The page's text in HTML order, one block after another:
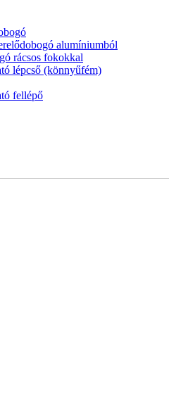
alumíniumból
rácsos fokokkal
lépcső (könnyűfém)
fellépő